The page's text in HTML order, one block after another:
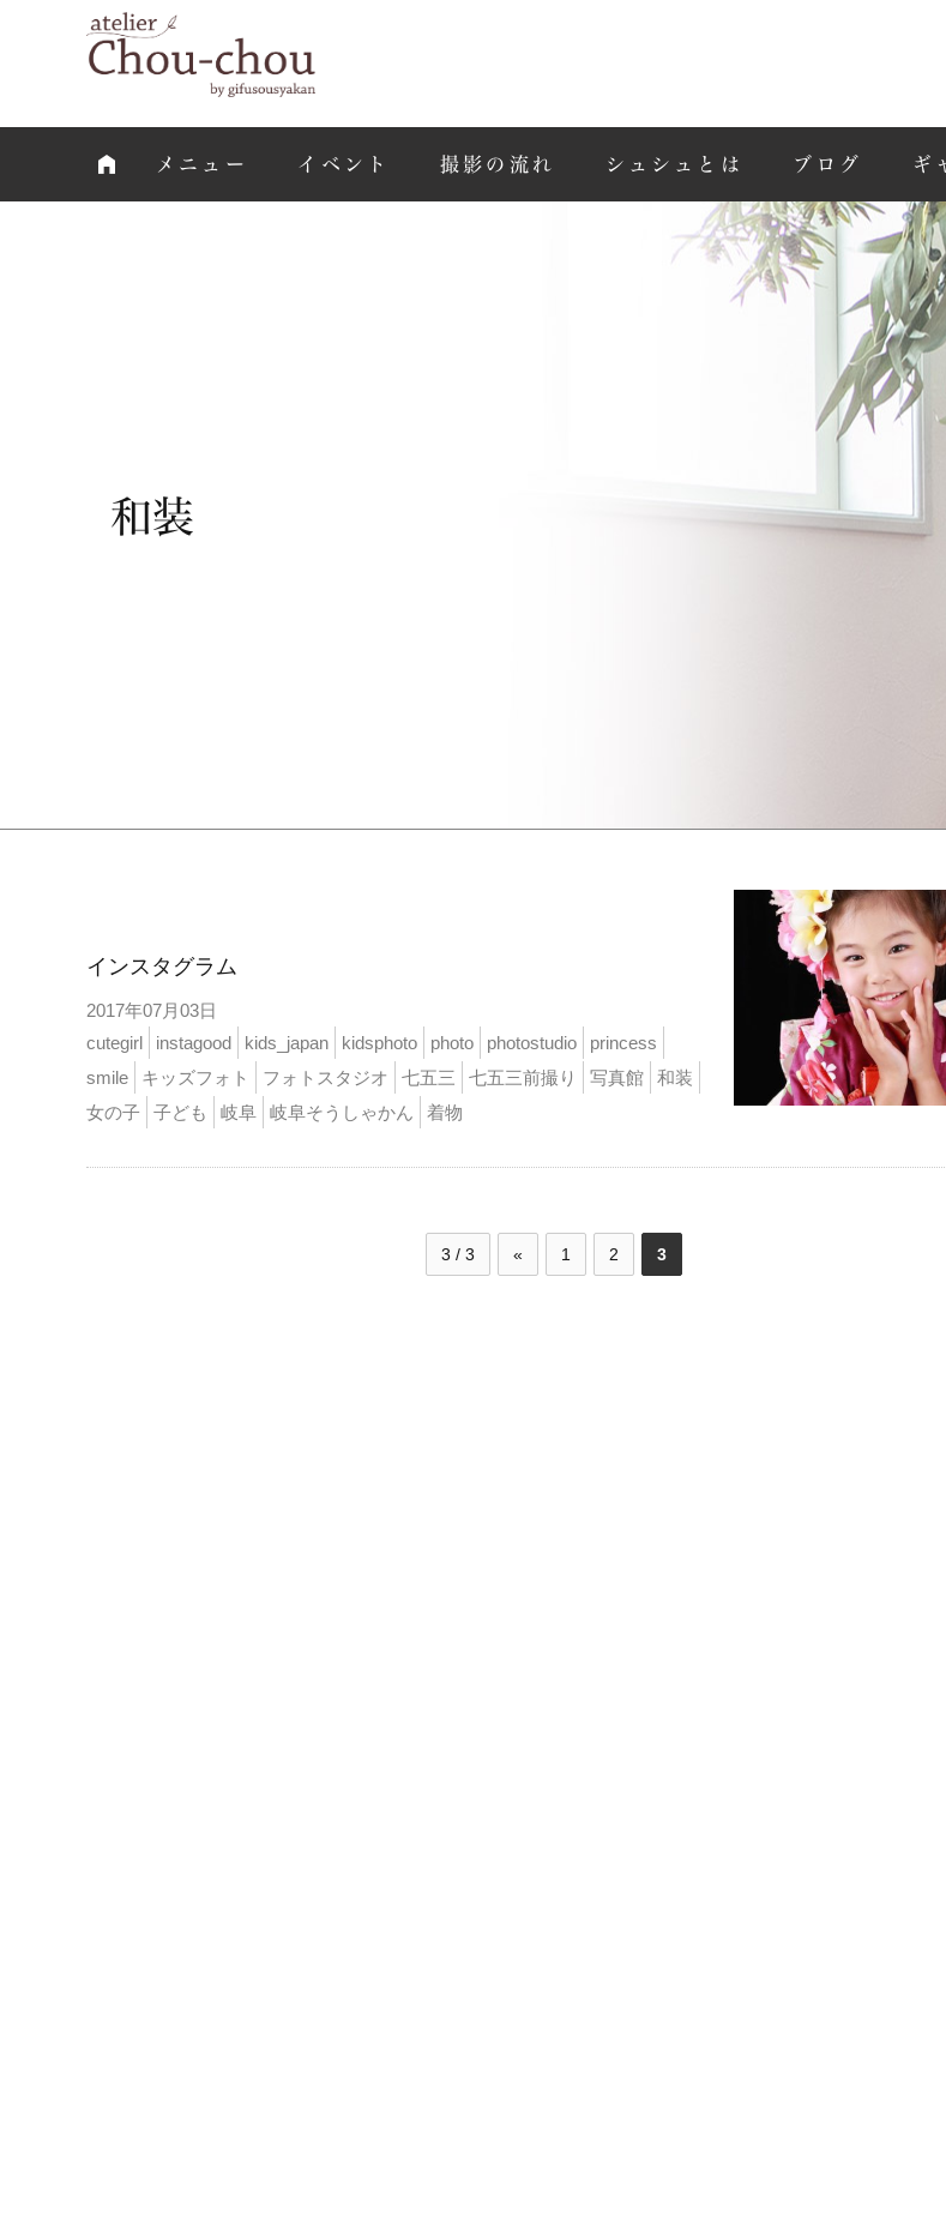
メニュー イベント 撮影の流れ シュシュとは ブログ ギ
和装
インスタグラム
2017年07月03日
cutegirl
instagood kids_japan kidsphoto photo photostudio
princess
smile
キッズフォト フォトスタジオ 七五三 七五三前撮り 写真館
和装
女の子
子ども 岐阜 岐阜そうしゃかん 着物
3 / 3 « 1 2 3